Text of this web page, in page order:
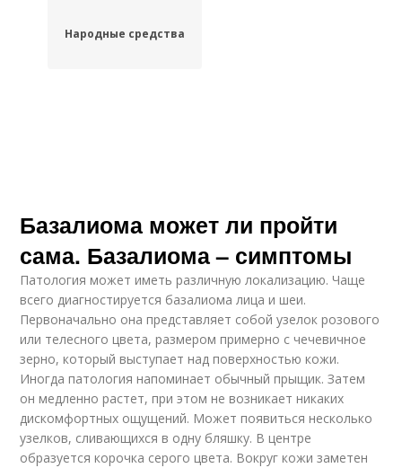
Народные средства
Базалиома может ли пройти
сама. Базалиома – симптомы
Патология может иметь различную локализацию. Чаще
всего диагностируется базалиома лица и шеи.
Первоначально она представляет собой узелок розового
или телесного цвета, размером примерно с чечевичное
зерно, который выступает над поверхностью кожи.
Иногда патология напоминает обычный прыщик. Затем
он медленно растет, при этом не возникает никаких
дискомфортных ощущений. Может появиться несколько
узелков, сливающихся в одну бляшку. В центре
образуется корочка серого цвета. Вокруг кожи заметен